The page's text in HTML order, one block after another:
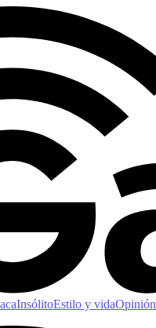
InsólitoEstilo y vidaOpinión